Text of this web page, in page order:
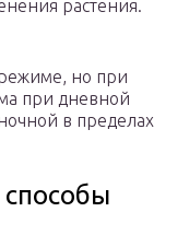
растения.
но при
при дневной
в пределах